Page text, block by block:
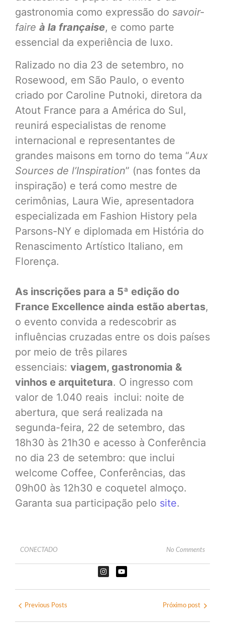
gastronomia como expressão do savoir-
faire à la française, e como parte
essencial da experiência de luxo.
Ralizado no dia 23 de setembro, no
Rosewood, em São Paulo, o evento
criado por Caroline Putnoki, diretora da
Atout France para a América do Sul,
reunirá especialistas de renome
internacional e representantes de
grandes maisons em torno do tema “Aux
Sources de l’Inspiration” (nas fontes da
inspiração) e terá como mestre de
cerimônias, Laura Wie, apresentadora
especializada em Fashion History pela
Parsons-NY e diplomada em História do
Renascimento Artístico Italiano, em
Florença.
As inscrições para a 5ª edição do
France Excellence ainda estão abertas,
o evento convida a redescobrir as
influências cruzadas entre os dois países
por meio de três pilares
essenciais: viagem, gastronomia &
vinhos e arquitetura. O ingresso com
valor de 1.040 reais inclui: noite de
abertura, que será realizada na
segunda-feira, 22 de setembro, das
18h30 às 21h30 e acesso à Conferência
no dia 23 de setembro: que inclui
welcome Coffee, Conferências, das
09h00 às 12h30 e coquetel almoço.
Garanta sua participação pelo site.
CONECTADO No Comments
Previous Posts Próximo post